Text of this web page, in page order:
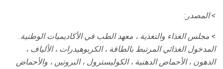
> المصدر:
> مجلس الغذاء والتغذية ، معهد الطب في الأكاديميات الوطنية.
المدخول الغذائي المرتبط بالطاقة ، الكربوهيدرات ، الألياف ،
الدهون ، الأحماض الدهنية ، الكوليسترول ، البروتين ، والأحماض